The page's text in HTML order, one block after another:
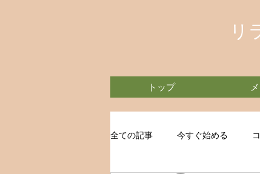
リ
トップ
全ての記事 今すぐ始める